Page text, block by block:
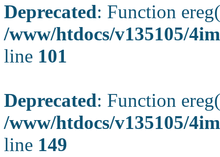
Deprecated: Function
/www/htdocs/v135105/
line 101
Deprecated: Function
/www/htdocs/v135105/
line 149